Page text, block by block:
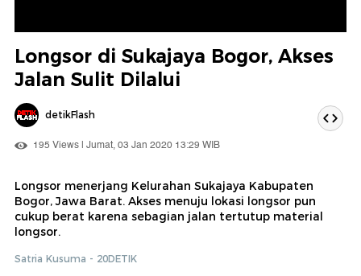
Longsor di Sukajaya Bogor, Akses
Jalan Sulit Dilalui
detikFlash
195 Views | Jumat, 03 Jan 2020 13:29 WIB
Longsor menerjang Kelurahan Sukajaya Kabupaten
Bogor, Jawa Barat. Akses menuju lokasi longsor pun
cukup berat karena sebagian jalan tertutup material
longsor.
Satria Kusuma - 20DETIK